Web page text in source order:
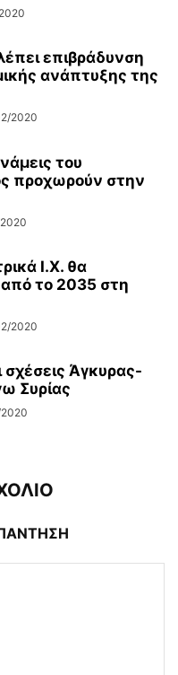
επιβράδυνση
ανάπτυξης της
2020
του
προχωρούν στην
Ι.Χ. θα
το 2035 στη
2020
σχέσεις Άγκυρας-
Συρίας